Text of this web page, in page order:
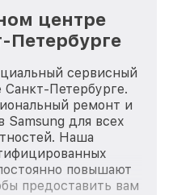
центре
Петербурге
сервисный
Санкт-Петербурге.
ремонт и
Samsung для всех
Наша
повышают
предоставить вам